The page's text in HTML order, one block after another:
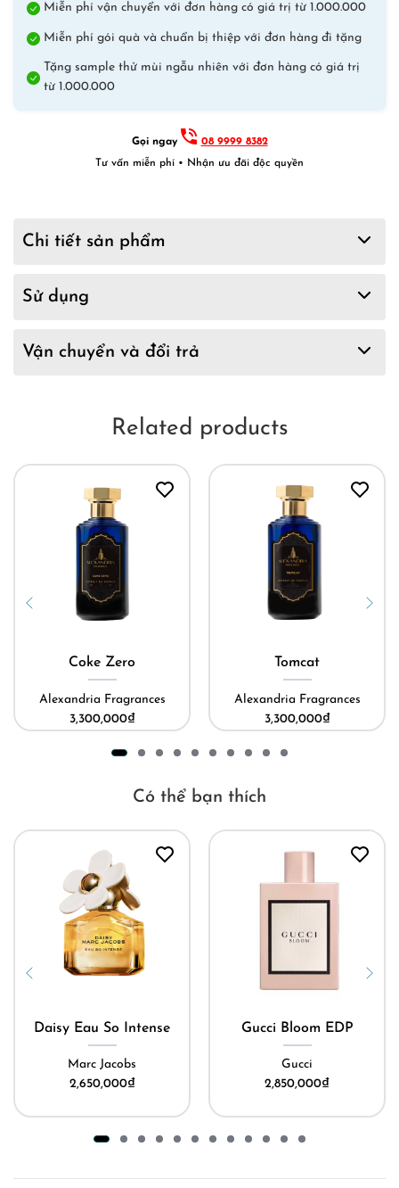
Miễn phí vận chuyển với đơn hàng có giá trị từ 1.000.000
Miễn phí gói quà và chuẩn bị thiệp với đơn hàng đi tặng
Tặng sample thử mùi ngẫu nhiên với đơn hàng có giá trị
từ 1.000.000
Gọi ngay
08 9999 8382
Tư vấn miễn phí • Nhận ưu đãi độc quyền
Chi tiết sản phẩm
Sử dụng
Vận chuyển và đổi trả
Related products
Coke Zero
Alexandria Fragrances
3,300,000₫
Tomcat
Alexandria Fragrances
3,300,000₫
Có thể bạn thích
Daisy Eau So Intense
Marc Jacobs
2,650,000₫
Gucci Bloom EDP
Gucci
2,850,000₫